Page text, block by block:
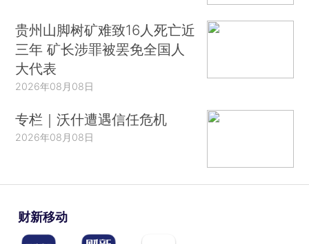
贵州山脚树矿难致16人死亡近
三年 矿长涉罪被罢免全国人
大代表
2026年08月08日
专栏｜沃什遭遇信任危机
2026年08月08日
财新移动